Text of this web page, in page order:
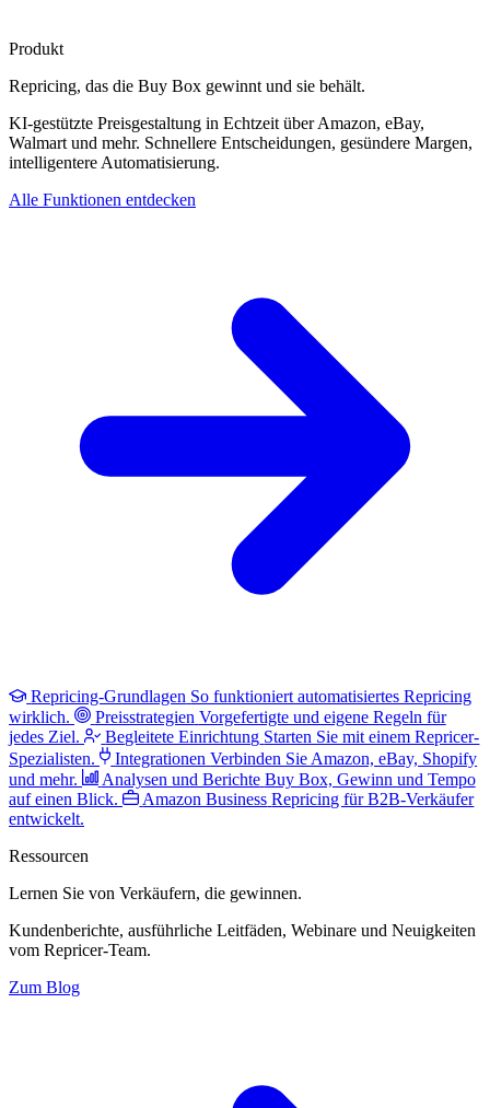
Produkt
Repricing, das die Buy Box gewinnt und sie behält.
KI-gestützte Preisgestaltung in Echtzeit über Amazon, eBay,
Walmart und mehr. Schnellere Entscheidungen, gesündere Margen,
intelligentere Automatisierung.
Alle Funktionen entdecken
Repricing-Grundlagen So funktioniert automatisiertes Repricing
wirklich.
Preisstrategien Vorgefertigte und eigene Regeln für
jedes Ziel.
Begleitete Einrichtung Starten Sie mit einem Repricer-
Spezialisten.
Integrationen Verbinden Sie Amazon, eBay, Shopify
und mehr.
Analysen und Berichte Buy Box, Gewinn und Tempo
auf einen Blick.
Amazon Business Repricing für B2B-Verkäufer
entwickelt.
Ressourcen
Lernen Sie von Verkäufern, die gewinnen.
Kundenberichte, ausführliche Leitfäden, Webinare und Neuigkeiten
vom Repricer-Team.
Zum Blog